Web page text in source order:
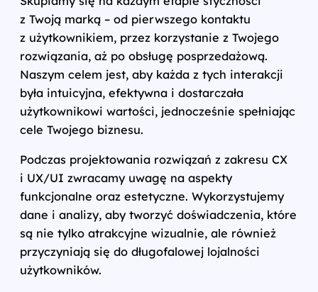
z Twoją marką – od pierwszego kontaktu
z użytkownikiem, przez korzystanie z Twojego
rozwiązania, aż po obsługę posprzedażową.
Naszym celem jest, aby każda z tych interakcji
była intuicyjna, efektywna i dostarczała
użytkownikowi wartości, jednocześnie spełniając
cele Twojego biznesu.
Podczas projektowania rozwiązań z zakresu CX
i UX/UI zwracamy uwagę na aspekty
funkcjonalne oraz estetyczne. Wykorzystujemy
dane i analizy, aby tworzyć doświadczenia, które
są nie tylko atrakcyjne wizualnie, ale również
przyczyniają się do długofalowej lojalności
użytkowników.